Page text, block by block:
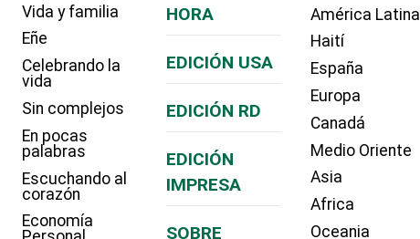
Vida y familia
Eñe
Celebrando la
vida
Sin complejos
En pocas
palabras
Escuchando al
corazón
Economía
HORA
EDICIÓN USA
EDICIÓN RD
EDICIÓN
IMPRESA
SOBRE
América Latina
Haití
España
Europa
Canadá
Medio Oriente
Asia
Africa
Oceania